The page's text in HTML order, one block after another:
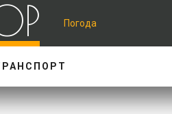
Погода